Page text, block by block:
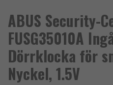
ABUS Security-
FUSG35010A
Dörrklocka för
Nyckel, 1.5V